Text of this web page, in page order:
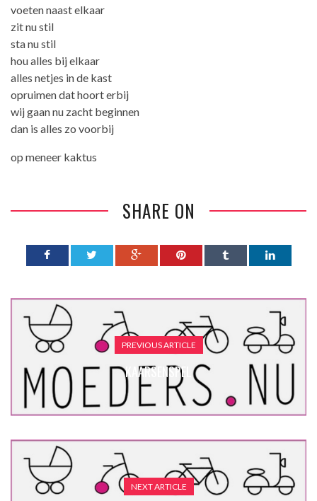
voeten naast elkaar
zit nu stil
sta nu stil
hou alles bij elkaar
alles netjes in de kast
opruimen dat hoort erbij
wij gaan nu zacht beginnen
dan is alles zo voorbij
op meneer kaktus
SHARE ON
PREVIOUS ARTICLE
KAARSENSPEL
NEXT ARTICLE